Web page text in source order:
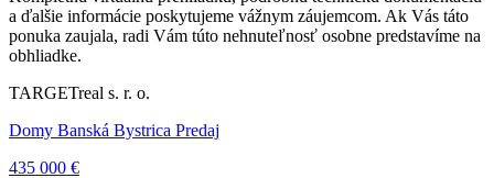
a ďalšie informácie poskytujeme vážnym záujemcom. Ak Vás táto
ponuka zaujala, radi Vám túto nehnuteľnosť osobne predstavíme na
obhliadke.
TARGETreal s. r. o.
Domy Banská Bystrica Predaj
435 000 €